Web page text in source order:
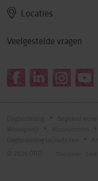
Locaties
Veelgestelde vragen